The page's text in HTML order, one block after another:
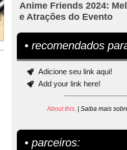
Anime Friends 2024:
e Atrações do Evento
• recomendados
Adicione seu link aqui!
Add your link here!
About this. | Saiba mais
• parceiros: